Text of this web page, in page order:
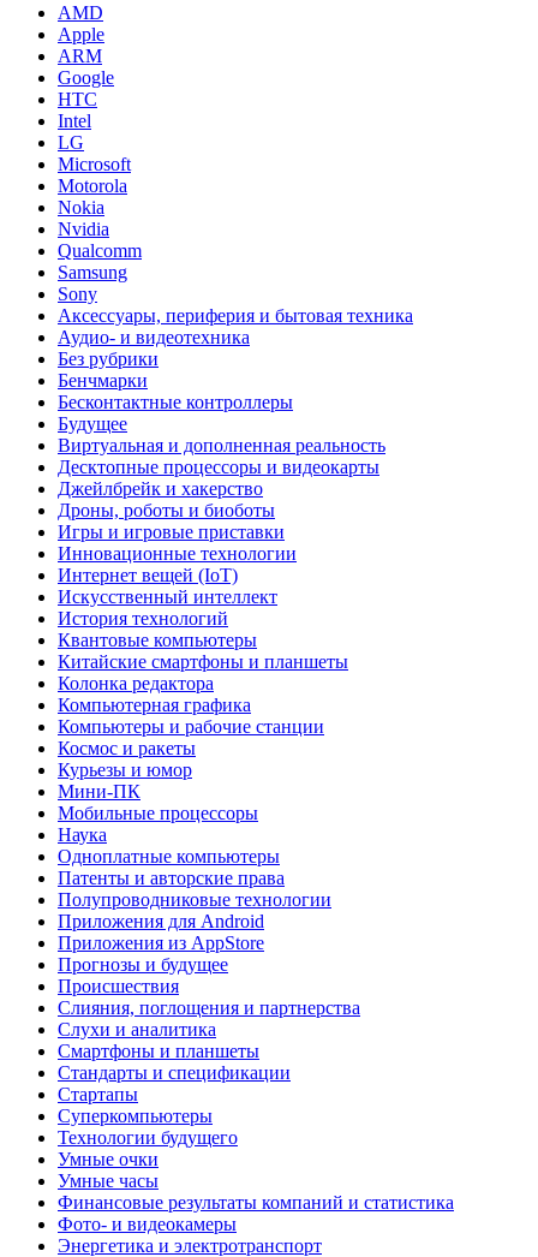
AMD
Apple
ARM
Google
HTC
Intel
LG
Microsoft
Motorola
Nokia
Nvidia
Qualcomm
Samsung
Sony
Аксессуары, периферия и бытовая техника
Аудио- и видеотехника
Без рубрики
Бенчмарки
Бесконтактные контроллеры
Будущее
Виртуальная и дополненная реальность
Десктопные процессоры и видеокарты
Джейлбрейк и хакерство
Дроны, роботы и биоботы
Игры и игровые приставки
Инновационные технологии
Интернет вещей (IoT)
Искусственный интеллект
История технологий
Квантовые компьютеры
Китайские смартфоны и планшеты
Колонка редактора
Компьютерная графика
Компьютеры и рабочие станции
Космос и ракеты
Курьезы и юмор
Мини-ПК
Мобильные процессоры
Наука
Одноплатные компьютеры
Патенты и авторские права
Полупроводниковые технологии
Приложения для Android
Приложения из AppStore
Прогнозы и будущее
Происшествия
Слияния, поглощения и партнерства
Слухи и аналитика
Смартфоны и планшеты
Стандарты и спецификации
Стартапы
Суперкомпьютеры
Технологии будущего
Умные очки
Умные часы
Финансовые результаты компаний и статистика
Фото- и видеокамеры
Энергетика и электротранспорт